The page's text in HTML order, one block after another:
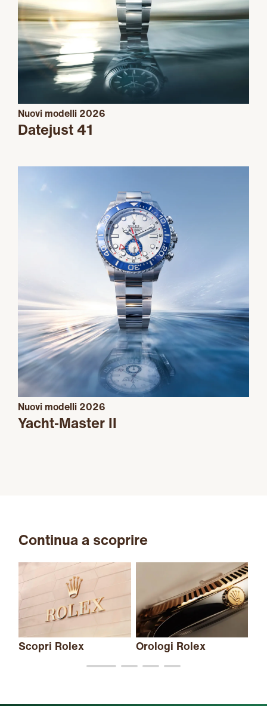
Nuovi modelli 2026
Datejust 41
Nuovi modelli 2026
Yacht‑Master II
Continua a scoprire
Scopri Rolex Orologi Rolex